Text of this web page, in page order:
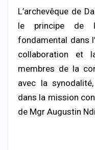
L’archevêque de
le principe de
fondamental dans
collaboration et
membres de la
avec la
dans la mission
de Mgr Augustin